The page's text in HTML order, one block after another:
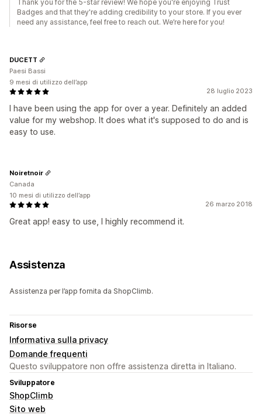
Thank you for the 5-star review! We hope you're enjoying Trust
Badges and that they're adding credibility to your store. If you ever
need any assistance, feel free to reach out. We’re here for you!
28 luglio 2023
I have been using the app for over a year. Definitely an added
value for my webshop. It does what it's supposed to do and is
easy to use.
DUCETT
Paesi Bassi
9 mesi di utilizzo dell’app
26 marzo 2018
Great app! easy to use, I highly recommend it.
Noiretnoir
Canada
10 mesi di utilizzo dell’app
Assistenza
Assistenza per l’app fornita da ShopClimb.
Risorse
Informativa sulla privacy
Domande frequenti
Questo sviluppatore non offre assistenza diretta in Italiano.
Sviluppatore
ShopClimb
Sito web